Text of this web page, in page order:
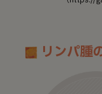
リンパ腫